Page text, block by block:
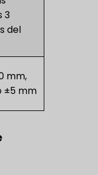
3
del
mm,
±5 mm